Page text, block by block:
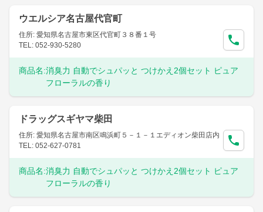
ウエルシア名古屋代官町
住所: 愛知県名古屋市東区代官町３８番１号
TEL: 052-930-5280
商品名:消臭力 自動でシュパッと つけかえ2個セット ピュア
フローラルの香り
ドラッグスギヤマ柴田
住所: 愛知県名古屋市南区鳴浜町５－１－１エディオン柴田店内
TEL: 052-627-0781
商品名:消臭力 自動でシュパッと つけかえ2個セット ピュア
フローラルの香り